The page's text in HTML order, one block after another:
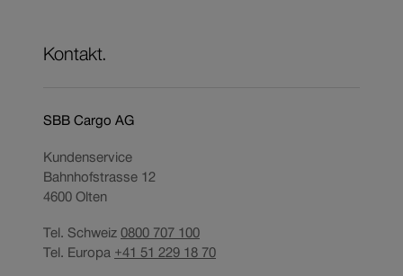
Kontakt.
SBB Cargo AG
Kundenservice
Bahnhofstrasse 12
4600 Olten
Tel. Schweiz 0800 707 100
Tel. Europa +41 51 229 18 70